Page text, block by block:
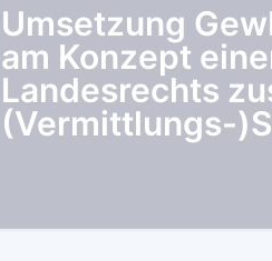
Umsetzung
am Konzept
Landesrechts
(Vermittlungs-